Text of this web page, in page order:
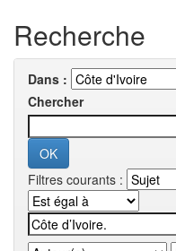
Recherche
Dans :
Chercher
Filtres courants :